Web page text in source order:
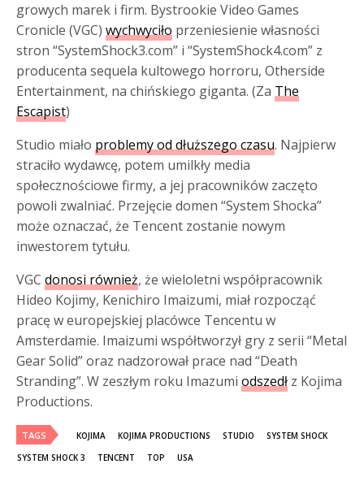
growych marek i firm. Bystrookie Video Games
Cronicle (VGC)wychwyciło przeniesienie własności
stron “SystemShock3.com” i “SystemShock4.com” z
producenta sequela kultowego horroru, Otherside
Entertainment, na chińskiego giganta. (Za The
Escapist)
Studio miało problemy od dłuższego czasu. Najpierw
straciło wydawcę, potem umilkły media
społecznościowe firmy, a jej pracowników zaczęto
powoli zwalniać. Przejęcie domen “System Shocka”
może oznaczać, że Tencent zostanie nowym
inwestorem tytułu.
VGCdonosi również, że wieloletni współpracownik
Hideo Kojimy, Kenichiro Imaizumi, miał rozpocząć
pracę w europejskiej placówce Tencentu w
Amsterdamie. Imaizumi współtworzył gry z serii “Metal
Gear Solid” oraz nadzorował prace nad “Death
Stranding”. W zeszłym roku Imazumiodszedł z Kojima
Productions.
TAGS KOJIMA KOJIMA PRODUCTIONS STUDIO
SYSTEM SHOCK
SYSTEM SHOCK 3
TENCENT TOP USA